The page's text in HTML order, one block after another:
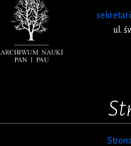
ul.